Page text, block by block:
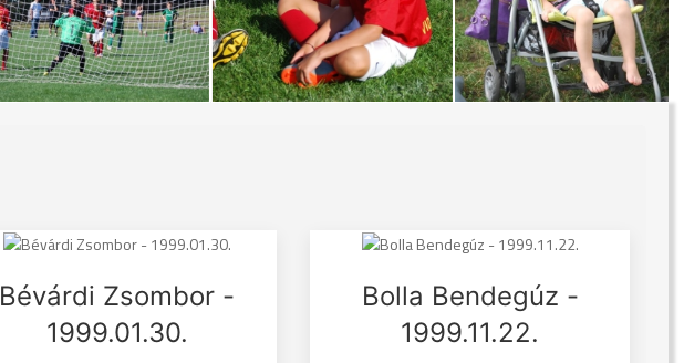
Bévárdi Zsombor -
1999.01.30.
Bolla Bendegúz -
1999.11.22.